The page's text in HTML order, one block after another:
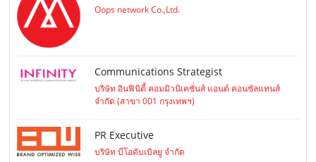
Oops network Co.,Ltd.
Communications Strategist
บริษัท อินฟินิตี้ คอมมิวนิเคชั่นส์ แอนด์ คอนซัลแทนส์
จำกัด (สาขา 001 กรุงเทพฯ)
PR Executive
บริษัท บีโอดับเบิลยู จำกัด